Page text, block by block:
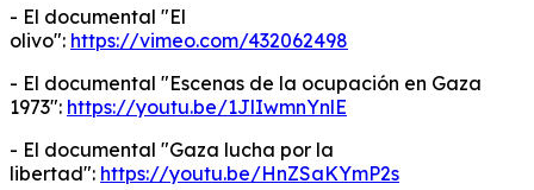
- El documental "El
olivo": https://vimeo.com/432062498
- El documental "Escenas de la ocupación en Gaza
1973": https://youtu.be/1JlIwmnYnlE
- El documental "Gaza lucha por la
libertad": https://youtu.be/HnZSaKYmP2s